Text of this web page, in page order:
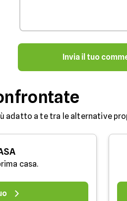
Invia il tuo
adatto a te tra le alternative
casa.